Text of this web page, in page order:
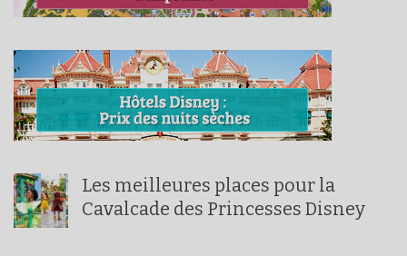
Les meilleures places pour la
Cavalcade des Princesses Disney